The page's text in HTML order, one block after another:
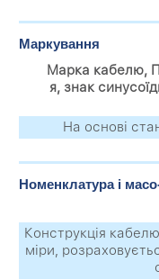
Маркування
Марка кабелю,
я, знак
На основі
Номенклатура і
Конструкція
міри,